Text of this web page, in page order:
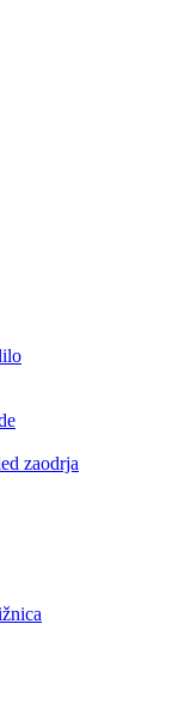
zaodrja